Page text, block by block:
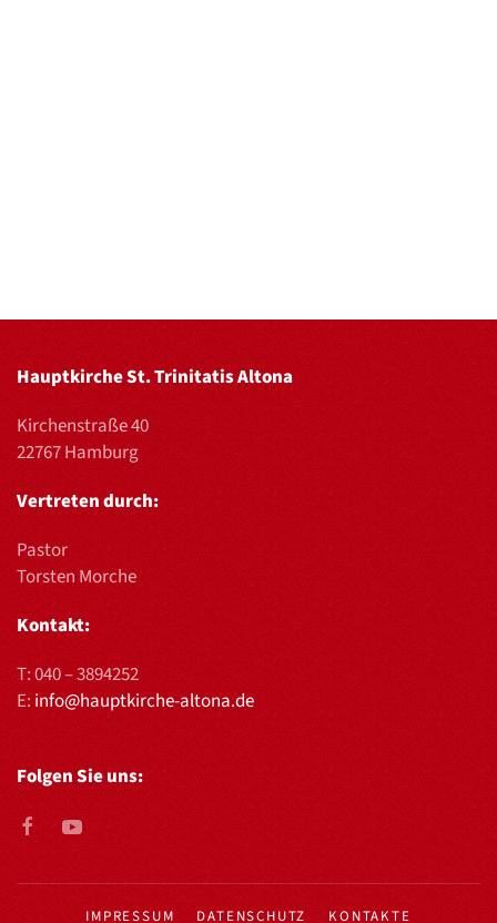
Hauptkirche St. Trinitatis Altona
Kirchenstraße 40
22767 Hamburg
Vertreten durch:
Pastor
Torsten Morche
Kontakt:
T:040 – 3894252
E: info@hauptkirche-altona.de
Folgen Sie uns:
IMPRESSUM DATENSCHUTZ KONTAKTE